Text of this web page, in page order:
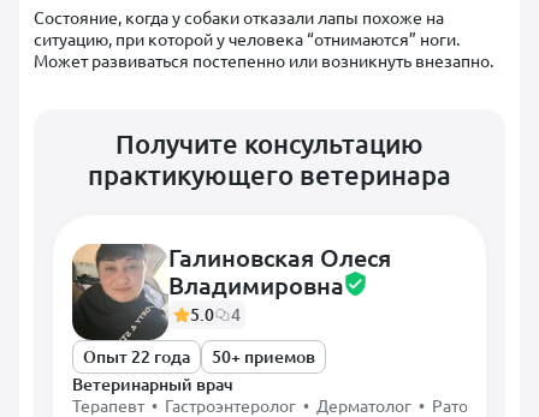
Состояние, когда у собаки отказали лапы похоже на
ситуацию, при которой у человека “отнимаются” ноги.
Может развиваться постепенно или возникнуть внезапно.
Получите консультацию
практикующего ветеринара
Галиновская Олеся
Владимировна
5.0
4
Опыт 22 года
50+ приемов
Ветеринарный врач
Терапевт • Гастроэнтеролог • Дерматолог • Ратолог •